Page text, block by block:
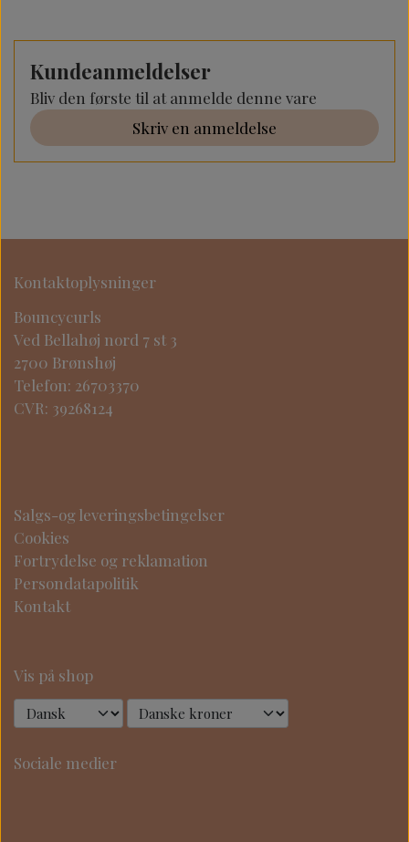
Kundeanmeldelser
Bliv den første til at anmelde denne vare
Skriv en anmeldelse
Kontaktoplysninger
Bouncycurls
Ved Bellahøj nord 7 st 3
2700 Brønshøj
Telefon: 26703370
CVR: 39268124
Salgs-og leveringsbetingelser
Cookies
Fortrydelse og reklamation
Persondatapolitik
Kontakt
Vis på shop
Sociale medier